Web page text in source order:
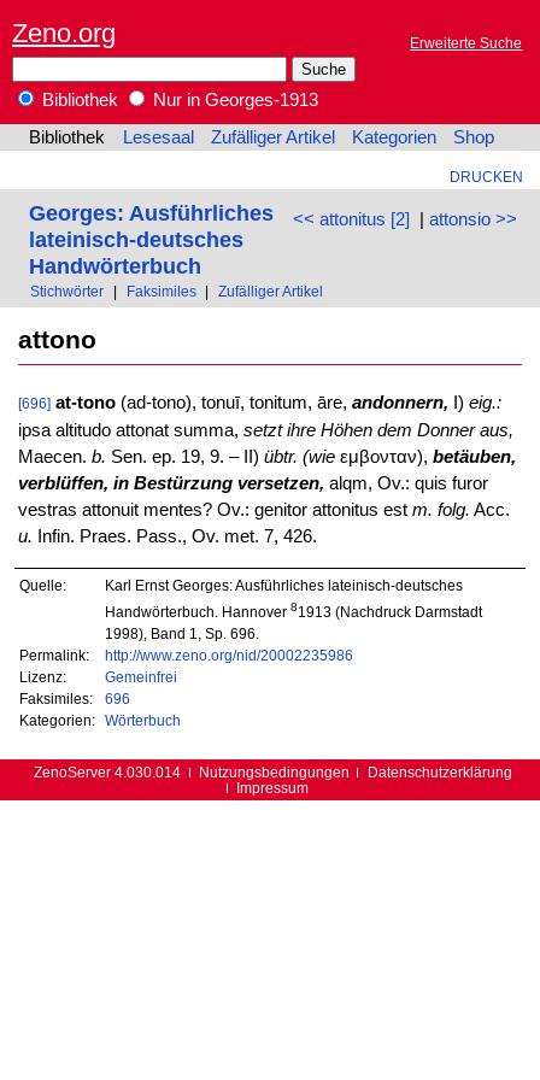
Zeno.org Erweiterte Suche
Bibliothek
Nur in Georges-1913
Bibliothek
Lesesaal Zufälliger Artikel Kategorien Shop
DRUCKEN
<< attonitus [2] | attonsio >>
Georges: Ausführliches
lateinisch-deutsches
Handwörterbuch
Stichwörter Faksimiles Zufälliger Artikel
attono
[696] at-tono(ad-tono), tonuī, tonitum, āre, andonnern, I) eig.:
ipsa altitudo attonat summa, setzt ihre Höhen dem Donner aus,
Maecen. b. Sen. ep. 19, 9. – II) übtr. (wieεμβονταν), betäuben,
verblüffen, in Bestürzung versetzen, alqm, Ov.: quis furor
vestras attonuit mentes? Ov.: genitor attonitus est m. folg. Acc.
u. Infin. Praes. Pass., Ov. met. 7, 426.
Quelle:
Karl Ernst Georges: Ausführliches lateinisch-deutsches
Handwörterbuch. Hannover 81913 (Nachdruck Darmstadt
1998), Band 1, Sp. 696.
Permalink:
http://www.zeno.org/nid/20002235986
Lizenz:
Gemeinfrei
Faksimiles:
696
Kategorien:
Wörterbuch
ZenoServer 4.030.014 Nutzungsbedingungen
Datenschutzerklärung
Impressum